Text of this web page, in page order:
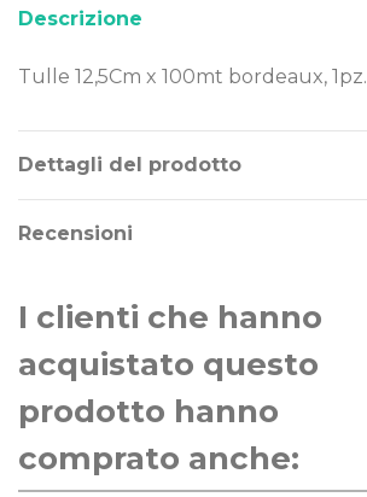
Descrizione
Tulle 12,5Cm x 100mt bordeaux, 1pz.
Dettagli del prodotto
Recensioni
I clienti che hanno
acquistato questo
prodotto hanno
comprato anche: